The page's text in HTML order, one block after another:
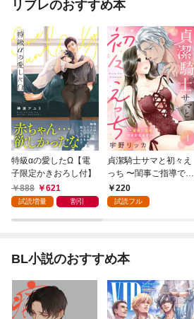
リブレのおすすめ本
特級αの愛したΩ【電
子限定かきおろし付】
888
621
試読増量 割引
貞潔騎士サマと初々え
っち 〜閨事ご指導でき
かねます！〜（1）
220
試読フル
BL小説のおすすめ本